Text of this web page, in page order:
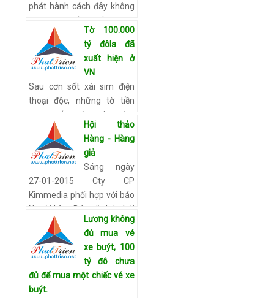
phát hành cách đây không
lâu, hôm đầu tuần 2/2,
Ngân hàng Trung ương
Zimbabwe lại quyết định bỏ
đi 12 chữ số 0 nhằ… Xem
Tờ 100.000
tỷ đôla đã
xuất hiện ở
VN
Sau cơn sốt xài sim điện
thoại độc, những tờ tiền
may mắn có series đẹp
kiểu 8888 hay 3333, tờ 2
đôla mạ vàng, dát bạc,
những tờ tiền mệnh giá 100
Xem chi tiết
Hội thảo
Hàng - Hàng
giả
Sáng ngày
27-01-2015 Cty CP
Kimmedia phối hợp với báo
Người Làm Báo tổ chức hội
thảo Hàng gian - Hàng giả.
Hội thảo có sự góp mặt của
nghiều doan…
Xem chi tiết
Lương không
đủ mua vé
xe buýt, 100
tỷ đô chưa
đủ để mua một chiếc vé xe
buýt.